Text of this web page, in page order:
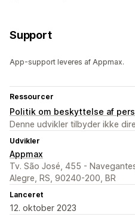
Support
App-support leveres af Appmax.
Ressourcer
Politik om beskyttelse af
Denne udvikler tilbyder ikke
Udvikler
Appmax
Tv. São José, 455 -
Alegre, RS, 90240-200, BR
Lanceret
12. oktober 2023